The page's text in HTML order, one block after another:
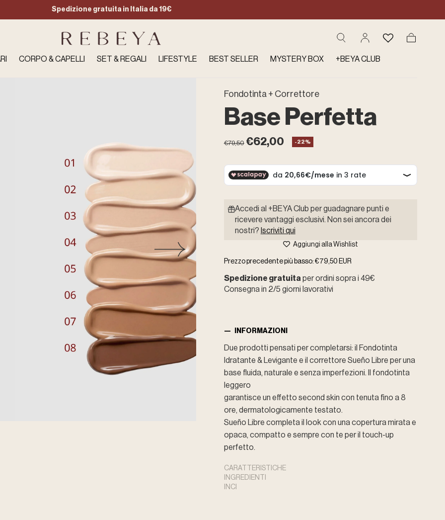
Spedizione gratuita in Italia da 19€
CORPO & CAPELLI SET & REGALI LIFESTYLE BEST SELLER MYSTERY BOX +BEYA CLUB
Fondotinta + Correttore
Base Perfetta
Prezzo
€79,50 Prezzo
saldo
€62,00 -22%
Accedi al +BEYA Club per guadagnare punti e
ricevere vantaggi esclusivi. Non sei ancora dei
nostri? Iscriviti qui
Aggiungi alla Wishlist
Prezzo precedente più basso: €79,50 EUR
Spedizione gratuita per ordini sopra i 49€
Consegna in 2/5 giorni lavorativi
INFORMAZIONI
Due prodotti pensati per completarsi: il Fondotinta
Idratante & Levigante e il correttore Sueño Libre per una
base fluida, naturale e senza imperfezioni. Il fondotinta
leggero
garantisce un effetto second skin con tenuta fino a 8
ore, dermatologicamente testato.
Sueño Libre completa il look con una copertura mirata e
opaca, compatto e sempre con te per il touch-up
perfetto.
CARATTERISTICHE
INGREDIENTI
INCI